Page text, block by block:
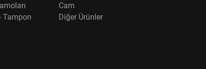
Cam
Tampon
Diğer Ürünler